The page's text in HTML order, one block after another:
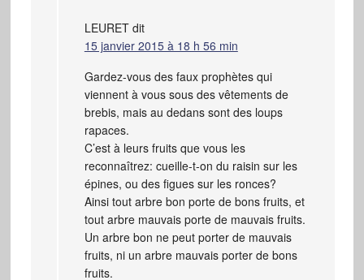
LEURET dit
15 janvier 2015 à 18 h 56 min
Gardez-vous des faux prophètes qui
viennent à vous sous des vêtements de
brebis, mais au dedans sont des loups
rapaces.
C’est à leurs fruits que vous les
reconnaîtrez: cueille-t-on du raisin sur les
épines, ou des figues sur les ronces?
Ainsi tout arbre bon porte de bons fruits, et
tout arbre mauvais porte de mauvais fruits.
Un arbre bon ne peut porter de mauvais
fruits, ni un arbre mauvais porter de bons
fruits.